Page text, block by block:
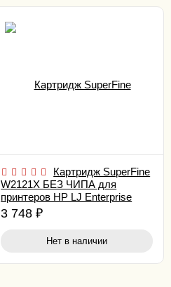
Картридж SuperFine
W2121X БЕЗ ЧИПА для
принтеров HP LJ Enterprise
M554/ 555/ 578 Cyan 10K
3 748₽
Нет в наличии